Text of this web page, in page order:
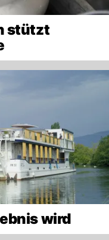
stützt
wird